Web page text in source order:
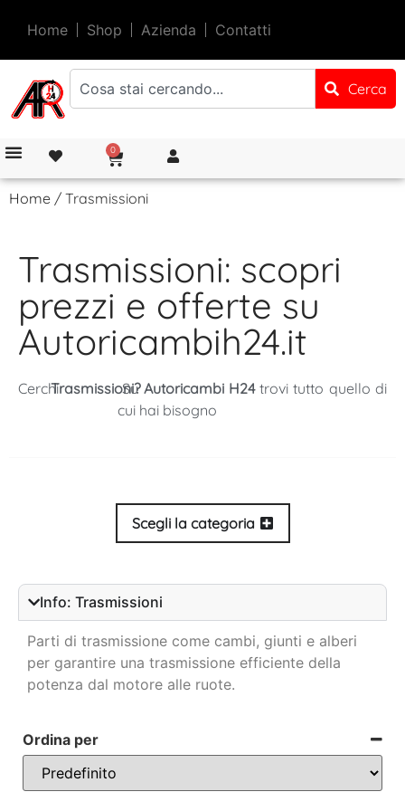
Home Shop Azienda Contatti
Cerca
0
Home / Trasmissioni
Trasmissioni: scopri
prezzi e offerte su
Autoricambih24.it
CerchiTrasmissioni?
SuAutoricambi H24trovi tutto quello di
cui hai bisogno
Scegli la categoria
Info: Trasmissioni
Parti di trasmissione come cambi, giunti e alberi
per garantire una trasmissione efficiente della
potenza dal motore alle ruote.
Ordina per
Sort Products